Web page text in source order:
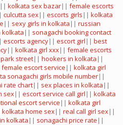
|| kolkata sex bazar|| female escorts
culcutta sex|| escorts girls || kolkata
|| sexy girls in kolkata || russian
kolkata || sonagachi booking contact
escorts agency|| escort girl || best
|| kolkata girl xxx|| female escorts
street|| hookers in kolkata ||
female escort service || kolkata girl
sonagachi girls mobile number||
rate chart|| sex places in kolkata ||
sex|| escort service call girl || kolkata
escort service || kolkata girl
kolkata home sex|| real call girl sex||
kolkata || sonagachi price rate ||